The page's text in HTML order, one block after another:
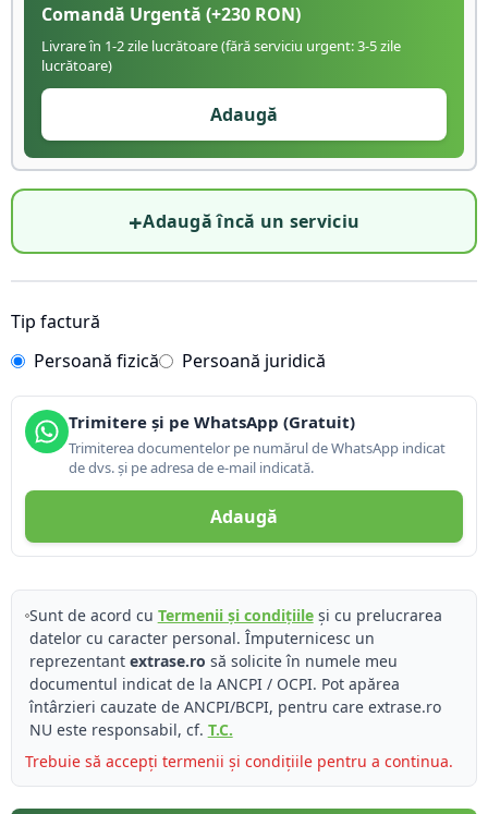
Comandă Urgentă (+230 RON)
Livrare în 1-2 zile lucrătoare (fără serviciu urgent: 3-5 zile
lucrătoare)
Adaugă
+Adaugă încă un serviciu
Tip factură
Persoană fizică
Persoană juridică
Trimitere și pe WhatsApp (Gratuit)
Trimiterea documentelor pe numărul de WhatsApp indicat
de dvs. și pe adresa de e-mail indicată.
Adaugă
Sunt de acord cu Termenii și condițiileși cu prelucrarea
datelor cu caracter personal. Împuternicesc un
reprezentant extrase.ro să solicite în numele meu
documentul indicat de la ANCPI / OCPI. Pot apărea
întârzieri cauzate de ANCPI/BCPI, pentru care extrase.ro
NU este responsabil, cf. T.C.
Trebuie să accepți termenii și condițiile pentru a continua.